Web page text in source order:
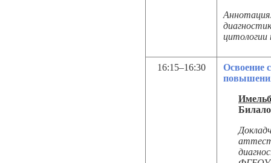
цитологии
16:15–16:30
Освоение